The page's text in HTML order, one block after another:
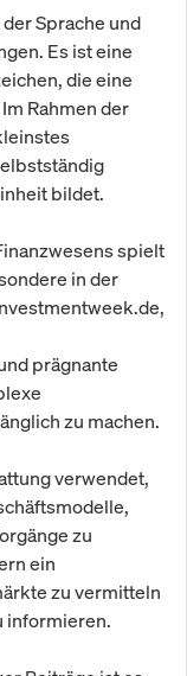
Sprache und
Es ist eine
die eine
Rahmen der
bildet.
spielt
in der
prägnante
zu machen.
verwendet,
zu
ein
zu vermitteln
informieren.